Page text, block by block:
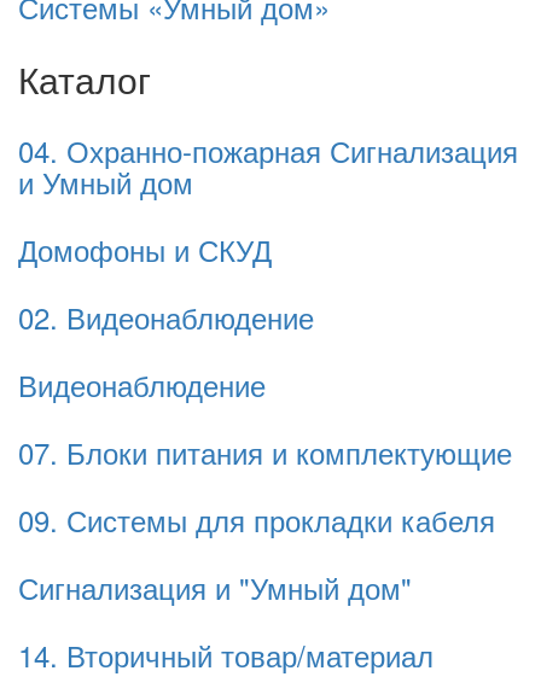
Каталог
04. Охранно-пожарная Сигнализация
и Умный дом
Домофоны и СКУД
02. Видеонаблюдение
Видеонаблюдение
07. Блоки питания и комплектующие
09. Системы для прокладки кабеля
Сигнализация и "Умный дом"
14. Вторичный товар/материал